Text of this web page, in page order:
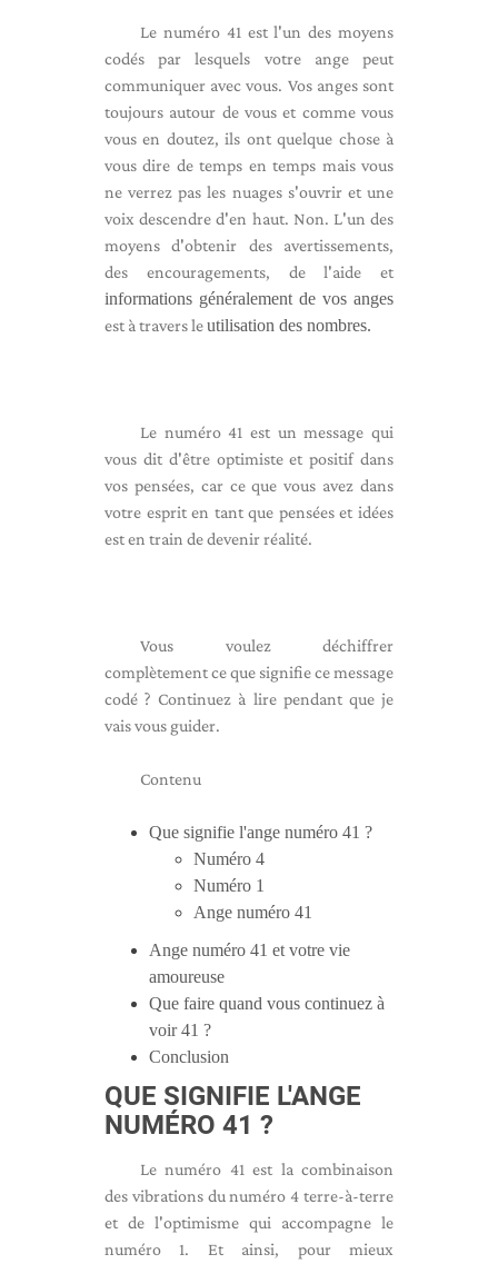
Le numéro 41 est l'un des moyens
codés par lesquels votre ange peut
communiquer avec vous. Vos anges sont
toujours autour de vous et comme vous
vous en doutez, ils ont quelque chose à
vous dire de temps en temps mais vous
ne verrez pas les nuages ​​s'ouvrir et une
voix descendre d'en haut. Non. L'un des
moyens d'obtenir des avertissements,
des encouragements, de l'aide et
informations généralement de vos anges
est à travers leutilisation des nombres.
Le numéro 41 est un message qui
vous dit d'être optimiste et positif dans
vos pensées, car ce que vous avez dans
votre esprit en tant que pensées et idées
est en train de devenir réalité.
Vous voulez déchiffrer
complètement ce que signifie ce message
codé ? Continuez à lire pendant que je
vais vous guider.
Contenu
Que signifie l'ange numéro 41 ?
Numéro 4
Numéro 1
Ange numéro 41
Ange numéro 41 et votre vie
amoureuse
Que faire quand vous continuez à
voir 41 ?
Conclusion
QUE SIGNIFIE L'ANGE
NUMÉRO 41 ?
Le numéro 41 est la combinaison
des vibrations du numéro 4 terre-à-terre
et de l'optimisme qui accompagne le
numéro 1. Et ainsi, pour mieux